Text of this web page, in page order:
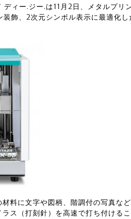
ディー.ジー.は11月2日、メタルプ
飾、2次元シンボル表示に最適化
料に文字や図柄、階調付の写真な
ス（打刻針）を高速で打ち付けるこ